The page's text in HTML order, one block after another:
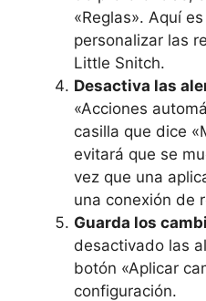
«Reglas». Aquí
personalizar las
Little Snitch.
Desactiva las
«Acciones
casilla que dice
evitará que se
vez que una
una conexión de
Guarda los
desactivado las
botón «Aplicar
configuración.